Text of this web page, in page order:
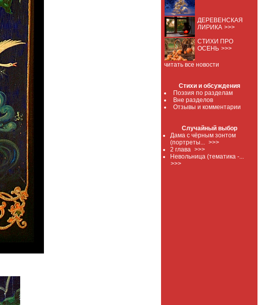
ДЕРЕВЕНСКАЯ
ЛИРИКА >>>
СТИХИ ПРО
ОСЕНЬ >>>
читать все новости
Стихи и обсуждения
Поэзия по разделам
Вне разделов
Отзывы и комментарии
Случайный выбор
Дама с чёрным зонтом
(портреты... >>>
2 глава >>>
Невольница (тематика -...
>>>